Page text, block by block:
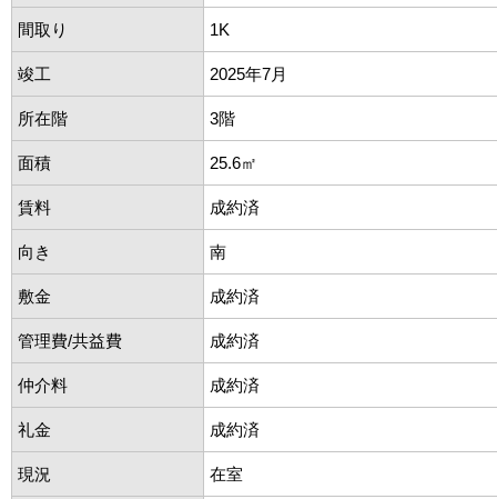
間取り 1K
竣工 2025年7月
所在階 3階
面積 25.6㎡
賃料 成約済
向き 南
敷金 成約済
管理費/共益費 成約済
仲介料 成約済
礼金 成約済
現況 在室